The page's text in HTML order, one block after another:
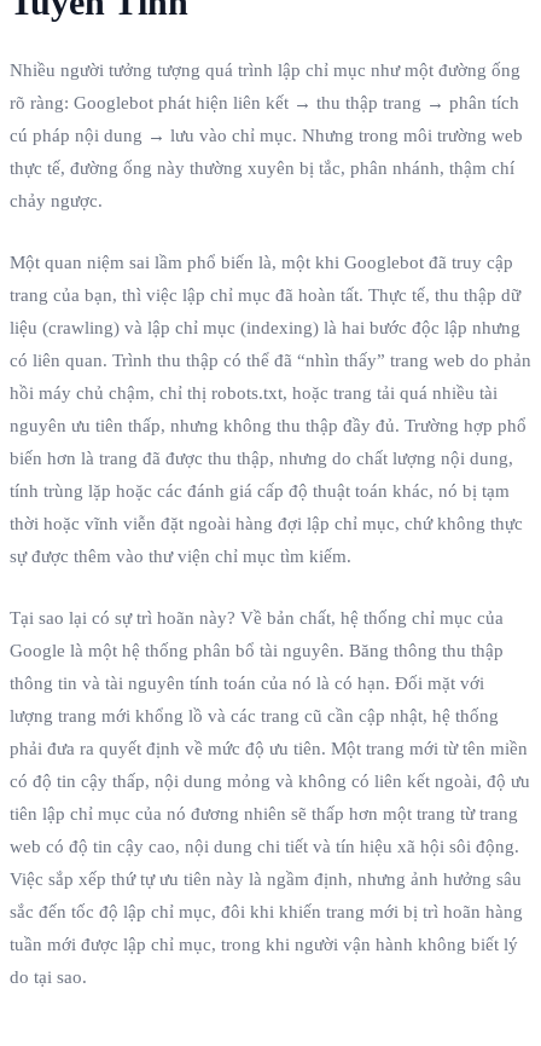
Nhiều người tưởng tượng quá trình lập chỉ mục như một đường ống
rõ ràng: Googlebot phát hiện liên kết → thu thập trang → phân tích
cú pháp nội dung → lưu vào chỉ mục. Nhưng trong môi trường web
thực tế, đường ống này thường xuyên bị tắc, phân nhánh, thậm chí
chảy ngược.
Một quan niệm sai lầm phổ biến là, một khi Googlebot đã truy cập
trang của bạn, thì việc lập chỉ mục đã hoàn tất. Thực tế, thu thập dữ
liệu (crawling) và lập chỉ mục (indexing) là hai bước độc lập nhưng
có liên quan. Trình thu thập có thể đã “nhìn thấy” trang web do phản
hồi máy chủ chậm, chỉ thị robots.txt, hoặc trang tải quá nhiều tài
nguyên ưu tiên thấp, nhưng không thu thập đầy đủ. Trường hợp phổ
biến hơn là trang đã được thu thập, nhưng do chất lượng nội dung,
tính trùng lặp hoặc các đánh giá cấp độ thuật toán khác, nó bị tạm
thời hoặc vĩnh viễn đặt ngoài hàng đợi lập chỉ mục, chứ không thực
sự được thêm vào thư viện chỉ mục tìm kiếm.
Tại sao lại có sự trì hoãn này? Về bản chất, hệ thống chỉ mục của
Google là một hệ thống phân bổ tài nguyên. Băng thông thu thập
thông tin và tài nguyên tính toán của nó là có hạn. Đối mặt với
lượng trang mới khổng lồ và các trang cũ cần cập nhật, hệ thống
phải đưa ra quyết định về mức độ ưu tiên. Một trang mới từ tên miền
có độ tin cậy thấp, nội dung mỏng và không có liên kết ngoài, độ ưu
tiên lập chỉ mục của nó đương nhiên sẽ thấp hơn một trang từ trang
web có độ tin cậy cao, nội dung chi tiết và tín hiệu xã hội sôi động.
Việc sắp xếp thứ tự ưu tiên này là ngầm định, nhưng ảnh hưởng sâu
sắc đến tốc độ lập chỉ mục, đôi khi khiến trang mới bị trì hoãn hàng
tuần mới được lập chỉ mục, trong khi người vận hành không biết lý
do tại sao.